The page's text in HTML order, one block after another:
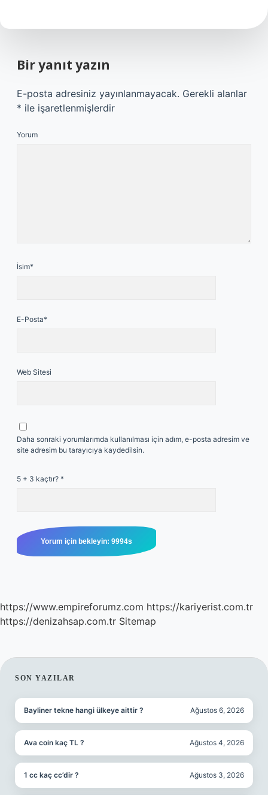
Bir yanıt yazın
E-posta adresiniz yayınlanmayacak. Gerekli alanlar
* ile işaretlenmişlerdir
Yorum
İsim*
E-Posta*
Web Sitesi
Daha sonraki yorumlarımda kullanılması için adım, e-posta adresim ve
site adresim bu tarayıcıya kaydedilsin.
5 + 3 kaçtır? *
https://www.empireforumz.com https://kariyerist.com.tr
https://denizahsap.com.tr Sitemap
SIDEBAR
SON YAZILAR
Bayliner tekne hangi ülkeye aittir ? Ağustos 6, 2026
Ava coin kaç TL ? Ağustos 4, 2026
1 cc kaç cc’dir ? Ağustos 3, 2026